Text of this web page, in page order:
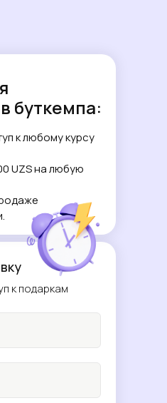
к подаркам
буткемпа:
к любому курсу
UZS на любую